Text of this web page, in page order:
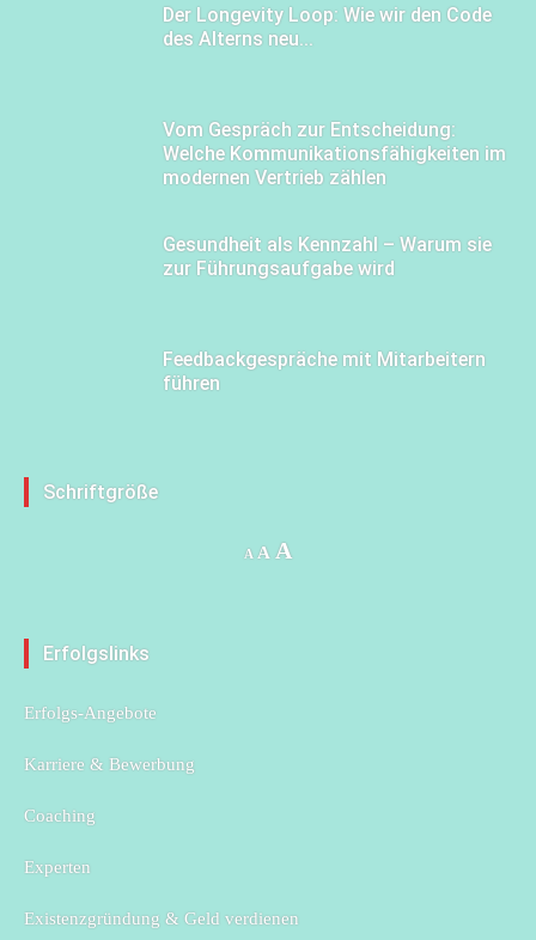
Der Longevity Loop: Wie wir den Code
des Alterns neu...
Vom Gespräch zur Entscheidung:
Welche Kommunikationsfähigkeiten im
modernen Vertrieb zählen
Gesundheit als Kennzahl – Warum sie
zur Führungsaufgabe wird
Feedbackgespräche mit Mitarbeitern
führen
Schriftgröße
A Decrease
A Reset
AIncrease
Erfolgslinks
Erfolgs-Angebote
Karriere & Bewerbung
Coaching
Experten
Existenzgründung & Geld verdienen